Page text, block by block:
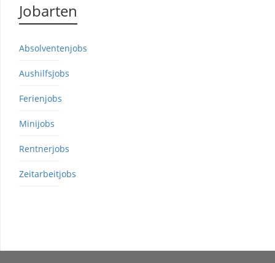
Jobarten
Absolventenjobs
Aushilfsjobs
Ferienjobs
Minijobs
Rentnerjobs
Zeitarbeitjobs